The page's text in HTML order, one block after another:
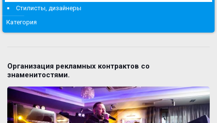
Стилисты, дизайнеры
Категория
Организация рекламных контрактов со
знаменитостями.